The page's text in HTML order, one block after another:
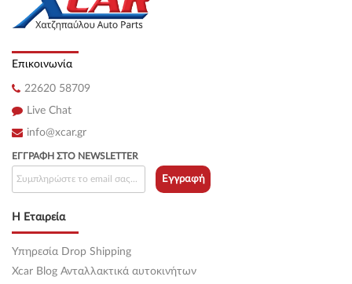
Επικοινωνία
22620 58709
Live Chat
info@xcar.gr
Η Εταιρεία
Υπηρεσία Drop Shipping
Xcar Blog Ανταλλακτικά αυτοκινήτων
ΕΓΓΡΑΦΉ ΣΤΟ NEWSLETTER
Εγγραφή